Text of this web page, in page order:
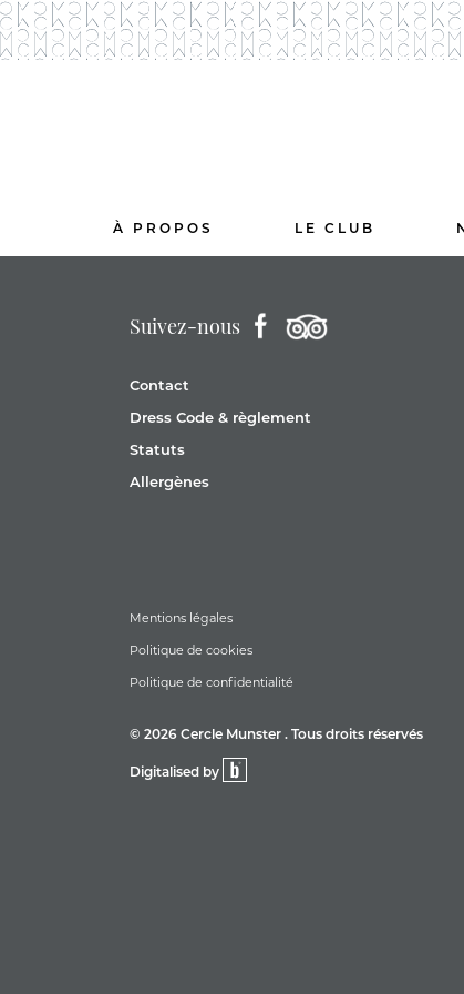
À PROPOS LE CLUB
Suivez-nous
Contact
Dress Code & règlement
Statuts
Allergènes
Mentions légales
Politique de cookies
Politique de confidentialité
© 2026 Cercle Munster . Tous droits réservés
Digitalised by